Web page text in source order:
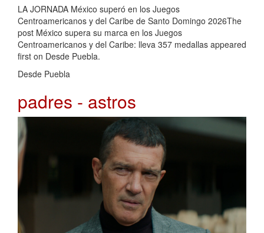
LA JORNADA México superó en los Juegos
Centroamericanos y del Caribe de Santo Domingo 2026The
post México supera su marca en los Juegos
Centroamericanos y del Caribe: lleva 357 medallas appeared
first on Desde Puebla.
Desde Puebla
padres - astros